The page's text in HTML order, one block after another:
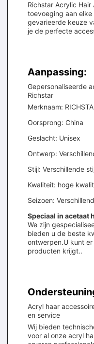
Richstar Acrylic
toevoeging aan
gevarieerde keuze
je de perfecte
Aanpassing:
Gepersonaliseerde
Richstar
Merknaam:
Oorsprong: China
Geslacht: Unisex
Ontwerp:
Stijl: Verschillende
Kwaliteit: hoge
Seizoen:
Speciaal in acetaat
We zijn
bieden u de beste
ontwerpen.U kunt
producten krijgt..
Acryl haar
en service
Wij bieden
voor al onze acryl